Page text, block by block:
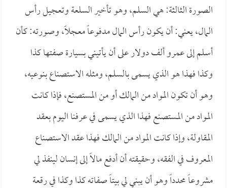
الصورة الثالثة: هي السلم، وهو تأخير السلعة وتعجيل رأس
المال، يعني: أن يكون رأس المال مدفوعاً معجلاً، وصورته: كأن
أسلم إلى عمرو ألف دولار على أن يأتيني بسيارة صفتها كذا
وكذا فهذا هو الذي يسمى بالسلم، ومثله الاستصناع بنوعيه،
وهو أن تكون المواد من المالك أو من المستصنع، فإذا كانت
المواد من المستصنع فهذا الذي يسمى في عرفنا اليوم بعقد
المقاولة، وإذا كانت المواد من المالك فهذا عقد الاستصناع
المعروف في الفقه، وحقيقته أن أدفع مالاً إلى إنسان لينفذ لي
مشروعاً محدداً وهو أن يبني لي بيتاً صفاته كذا وكذا في رقعة